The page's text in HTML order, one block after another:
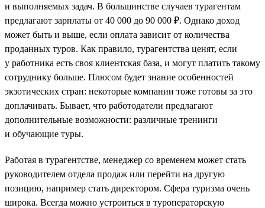
и выполняемых задач. В большинстве случаев турагентам
предлагают зарплаты от 40 000 до 90 000 ₽. Однако доход
может быть и выше, если оплата зависит от количества
проданных туров. Как правило, турагентства ценят, если
у работника есть своя клиентская база, и могут платить такому
сотруднику больше. Плюсом будет знание особенностей
экзотических стран: некоторые компании тоже готовы за это
доплачивать. Бывает, что работодатели предлагают
дополнительные возможности: различные тренинги
и обучающие туры.
Работая в турагентстве, менеджер со временем может стать
руководителем отдела продаж или перейти на другую
позицию, например стать директором. Сфера туризма очень
широка. Всегда можно устроиться в туроператорскую